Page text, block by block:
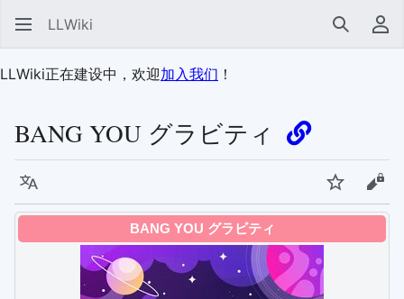
LLWiki 搜索 用
LLWiki正在建设中，欢迎加入我们 ！
BANG YOU グラビティ
语言 监视 查
BANG YOU グラビティ